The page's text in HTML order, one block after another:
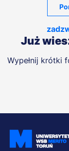
Już
Wypełnij krótki